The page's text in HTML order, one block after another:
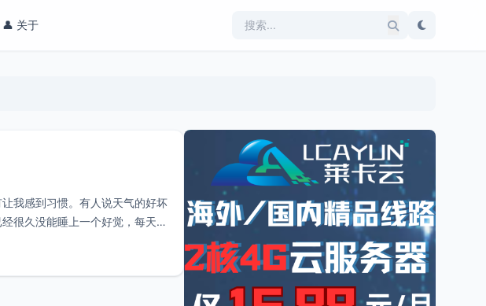
👤 关于
我感到习惯。有人说天气的好坏
很久没能睡上一个好觉，每天都